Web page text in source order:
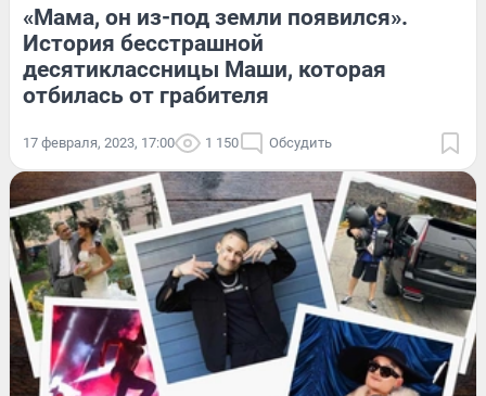
«Мама, он из-под земли появился».
История бесстрашной
десятиклассницы Маши, которая
отбилась от грабителя
17 февраля, 2023, 17:00 1 150 Обсудить